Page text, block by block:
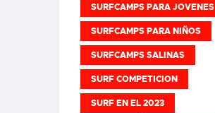
SURFCAMPS PARA JOVENES
SURFCAMPS PARA NIÑOS
SURFCAMPS SALINAS
SURF COMPETICION
SURF EN EL 2023